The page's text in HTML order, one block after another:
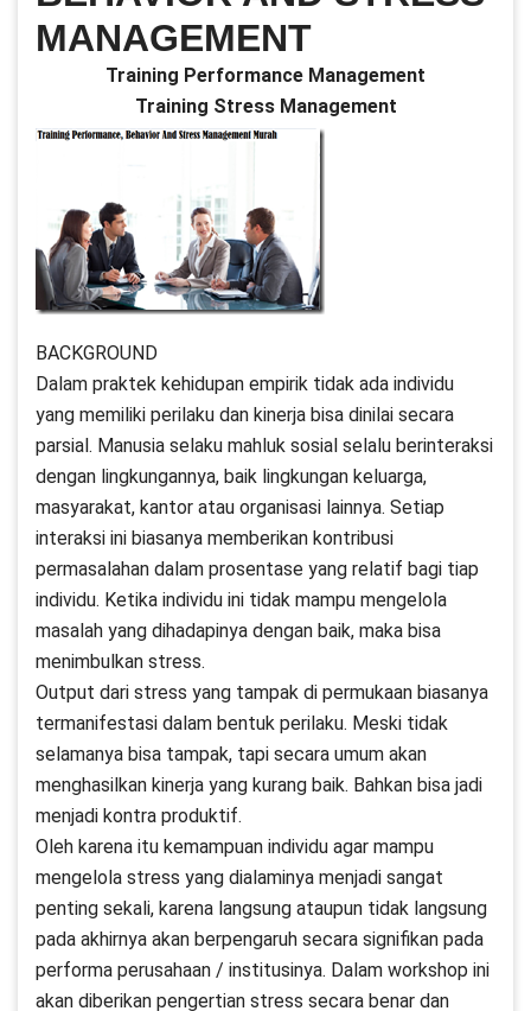
MANAGEMENT
Training Performance Management
Training Stress Management
BACKGROUND
Dalam praktek kehidupan empirik tidak ada individu
yang memiliki perilaku dan kinerja bisa dinilai secara
parsial. Manusia selaku mahluk sosial selalu berinteraksi
dengan lingkungannya, baik lingkungan keluarga,
masyarakat, kantor atau organisasi lainnya. Setiap
interaksi ini biasanya memberikan kontribusi
permasalahan dalam prosentase yang relatif bagi tiap
individu. Ketika individu ini tidak mampu mengelola
masalah yang dihadapinya dengan baik, maka bisa
menimbulkan stress.
Output dari stress yang tampak di permukaan biasanya
termanifestasi dalam bentuk perilaku. Meski tidak
selamanya bisa tampak, tapi secara umum akan
menghasilkan kinerja yang kurang baik. Bahkan bisa jadi
menjadi kontra produktif.
Oleh karena itu kemampuan individu agar mampu
mengelola stress yang dialaminya menjadi sangat
penting sekali, karena langsung ataupun tidak langsung
pada akhirnya akan berpengaruh secara signifikan pada
performa perusahaan / institusinya. Dalam workshop ini
akan diberikan pengertian stress secara benar dan